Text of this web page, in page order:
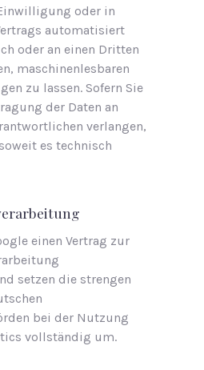
oder in
automatisiert
oder an einen Dritten
maschinenlesbaren
zu lassen. Sofern Sie
der Daten an
verlangen,
es technisch
einen Vertrag zur
setzen die strengen
bei der Nutzung
vollständig um.